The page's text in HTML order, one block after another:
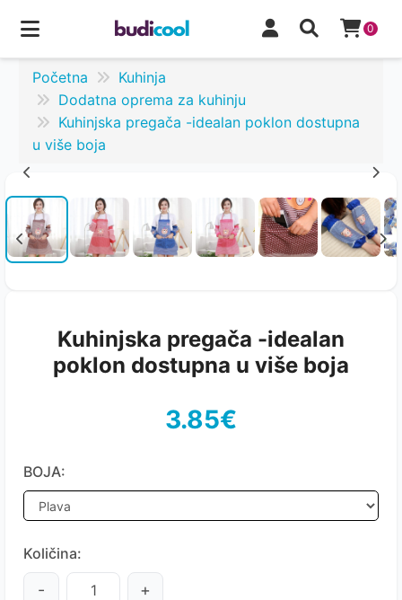
0
Početna
Kuhinja
Dodatna oprema za kuhinju
Kuhinjska pregača -idealan poklon dostupna
u više boja
Kuhinjska pregača -idealan
poklon dostupna u više boja
3.85€
BOJA:
Količina:
- +